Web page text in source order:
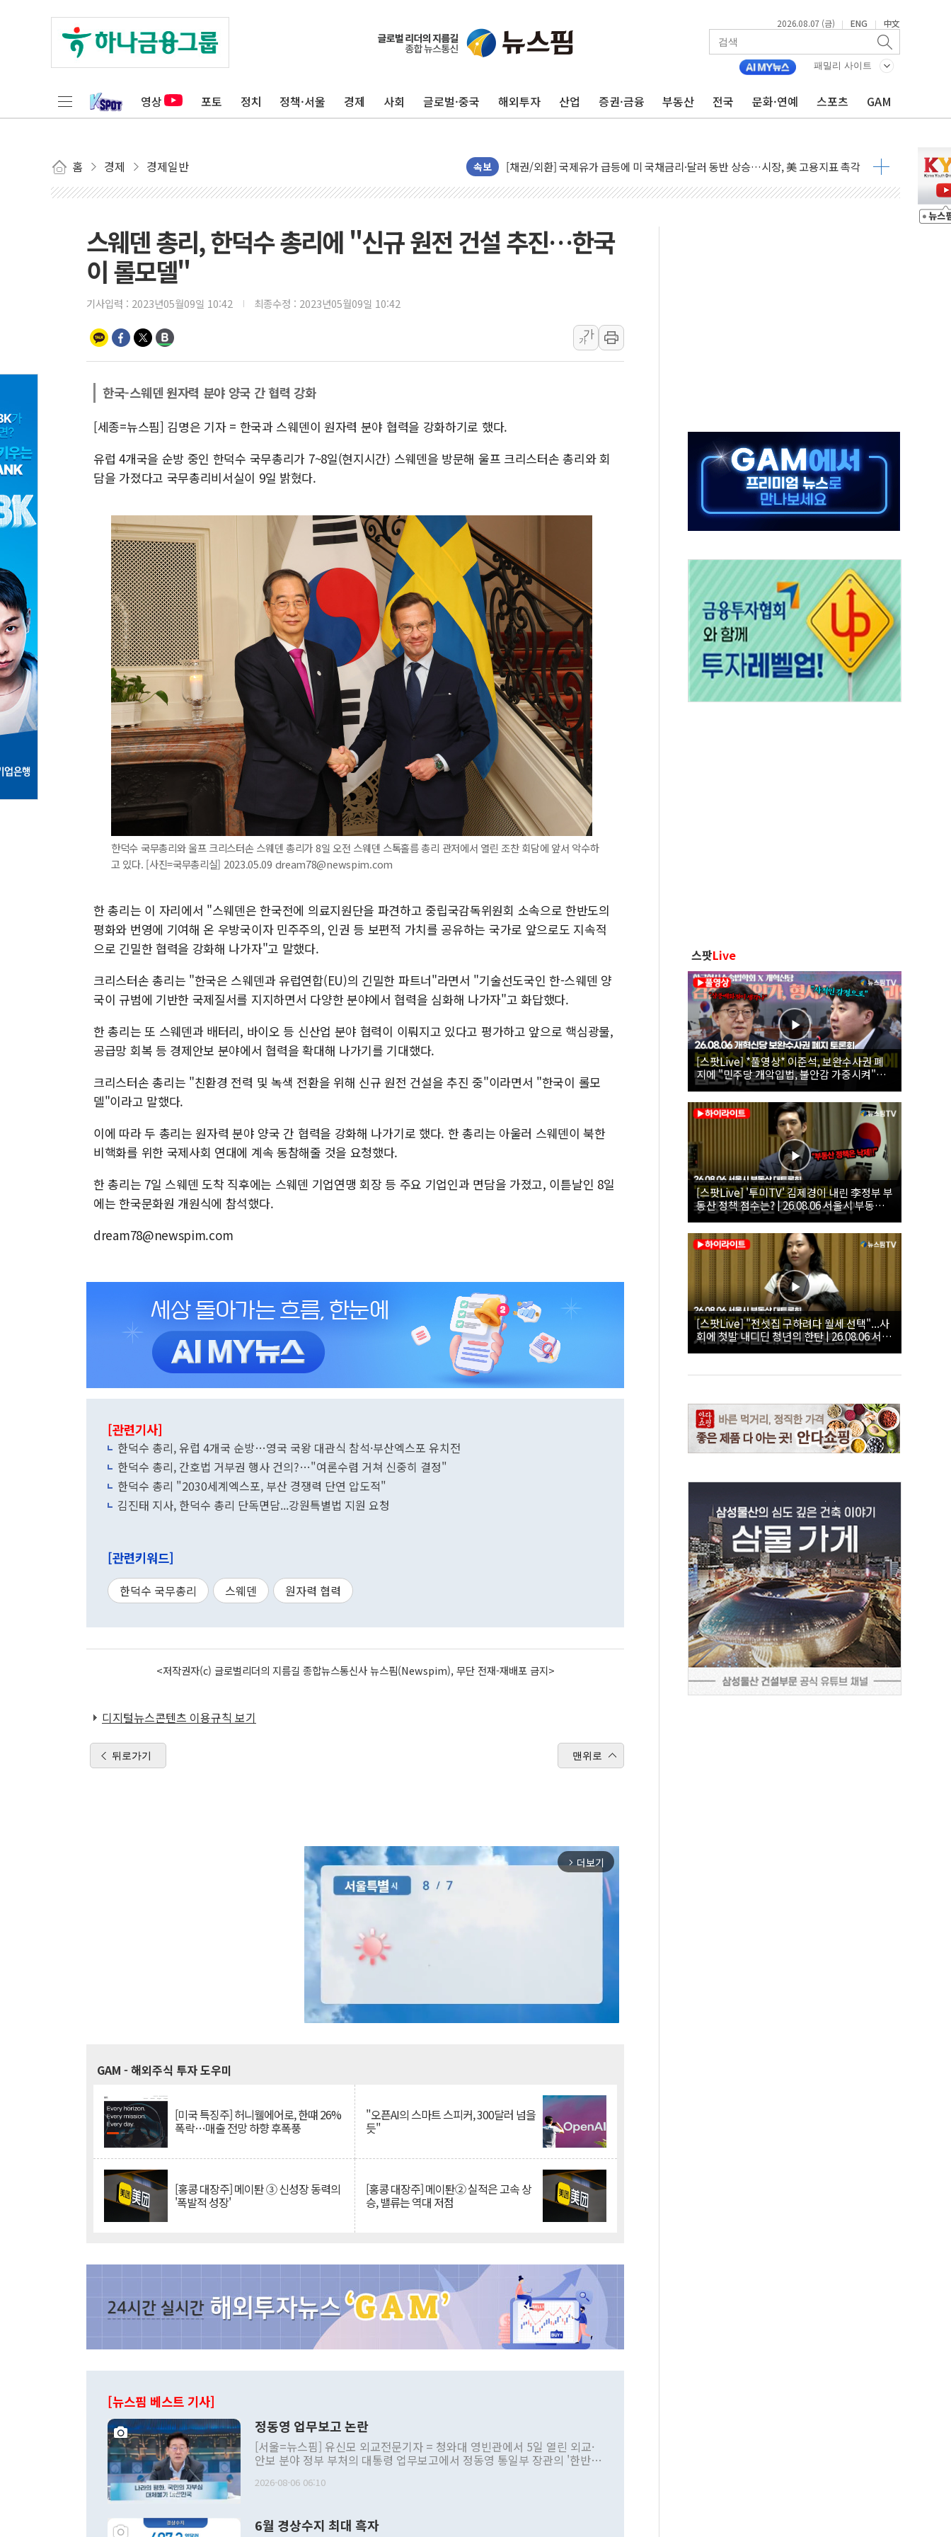
2026.08.07 (금) | ENG | 中文
패밀리 사이트
영상 포토 정치 정책·서울 경제 사회 글로벌·중국 해외투자 산업 증권·금융 부동산 전국 문화·연예 스포츠 GAM
홈 경제 경제일반 속보
중기부, 떡국·떡볶이떡 제조업 '생계형 적합업종' 재지정...5년 더 보호
[브라질증시] 금리 인하에도 추가 완화 불확실성에 1.2% 하락 마감
카드사 고객 유입 창구 된 '트래블카드'…휴가철 넘어 장기 고객 묶는다
제나벨, 배우 공승연 브랜드 모델 발탁… 부산 광안서 약국 팝업스토어 운영
[채권/외환] 국제유가 급등에 미 국채금리·달러 동반 상승…시장, 美 고용지표 촉각
트럼프, '원정출산 시민권 차단' 행정명령 서명…출생시민권 제한 재시동
현대리바트, 원가 개선으로 실적 방어…다음 과제는 '외형 확대'
"세금 부담 덜자"…비거주 1주택자 귀환 조짐에 전월세시장 '긴장'
이란, 오만과 호르무즈 해협 재개방 합의 막바지.."美와 직접 협상 없어"
[민주 당권주자 일정] 송영길·정청래·김민석 후보 - 8월 7일
이란, 美·이스라엘 선박 호르무즈 통항 제한 추진…美 "통행 막을 권한 없어"
스웨덴 총리, 한덕수 총리에 "신규 원전 건설 추진…한국
이 롤모델"
기사입력 : 2023년05월09일 10:42 최종수정 : 2023년05월09일 10:42
가
가
한국-스웨덴 원자력 분야 양국 간 협력 강화
[세종=뉴스핌] 김명은 기자 = 한국과 스웨덴이 원자력 분야 협력을 강화하기로 했다.
유럽 4개국을 순방 중인 한덕수 국무총리가 7~8일(현지시간) 스웨덴을 방문해 울프 크리스터손 총리와 회
담을 가졌다고 국무총리비서실이 9일 밝혔다.
한덕수 국무총리와 울프 크리스터손 스웨덴 총리가 8일 오전 스웨덴 스톡홀름 총리 관저에서 열린 조찬 회담에 앞서 악수하
고 있다. [사진=국무총리실] 2023.05.09 dream78@newspim.com
한 총리는 이 자리에서 "스웨덴은 한국전에 의료지원단을 파견하고 중립국감독위원회 소속으로 한반도의
평화와 번영에 기여해 온 우방국이자 민주주의, 인권 등 보편적 가치를 공유하는 국가로 앞으로도 지속적
으로 긴밀한 협력을 강화해 나가자"고 말했다.
크리스터손 총리는 "한국은 스웨덴과 유럽연합(EU)의 긴밀한 파트너"라면서 "기술선도국인 한-스웨덴 양
국이 규범에 기반한 국제질서를 지지하면서 다양한 분야에서 협력을 심화해 나가자"고 화답했다.
한 총리는 또 스웨덴과 배터리, 바이오 등 신산업 분야 협력이 이뤄지고 있다고 평가하고 앞으로 핵심광물,
공급망 회복 등 경제안보 분야에서 협력을 확대해 나가기를 기대했다.
크리스터손 총리는 "친환경 전력 및 녹색 전환을 위해 신규 원전 건설을 추진 중"이라면서 "한국이 롤모
델"이라고 말했다.
이에 따라 두 총리는 원자력 분야 양국 간 협력을 강화해 나가기로 했다. 한 총리는 아울러 스웨덴이 북한
비핵화를 위한 국제사회 연대에 계속 동참해줄 것을 요청했다.
한 총리는 7일 스웨덴 도착 직후에는 스웨덴 기업연맹 회장 등 주요 기업인과 면담을 가졌고, 이튿날인 8일
에는 한국문화원 개원식에 참석했다.
dream78@newspim.com
[관련기사]
한덕수 총리, 유럽 4개국 순방…영국 국왕 대관식 참석·부산엑스포 유치전
한덕수 총리, 간호법 거부권 행사 건의?…"여론수렴 거쳐 신중히 결정"
한덕수 총리 "2030세계엑스포, 부산 경쟁력 단연 압도적"
김진태 지사, 한덕수 총리 단독면담...강원특별법 지원 요청
[관련키워드]
한덕수 국무총리 스웨덴 원자력 협력
<저작권자(c) 글로벌리더의 지름길 종합뉴스통신사 뉴스핌(Newspim), 무단 전재-재배포 금지>
디지털뉴스콘텐츠 이용규칙 보기
뒤로가기 맨위로
arrow_forward_ios 더보기
GAM - 해외주식 투자 도우미
[미국 특징주] 허니웰에어로, 한떄 26%
폭락…매출 전망 하향 후폭풍
"오픈AI의 스마트 스피커, 300달러 넘을
듯"
[홍콩 대장주] 메이퇀 ③ 신성장 동력의
'폭발적 성장'
[홍콩 대장주] 메이퇀② 실적은 고속 상
승, 밸류는 역대 저점
[뉴스핌 베스트 기사]
정동영 업무보고 논란
[서울=뉴스핌] 유신모 외교전문기자 = 청와대 영빈관에서 5일 열린 외교·
안보 분야 정부 부처의 대통령 업무보고에서 정동영 통일부 장관의 '한반도
발언 중에는 정부 내 조율을 거치지 않은 사안을 정책으로 추진하겠다고 공
주의적 희망에 근거한 비현실적 구상'이라는 비판을 내놨다. 그동안 정 장
2026-08-06 06:10
6월 경상수지 최대 흑자
스팟Live
[스팟Live] *풀영상* 이준석, 보완수사권 폐
지에 "민주당 개악입법, 불안감 가중시켜"｜
26.08.06 개혁신당 보완수사권 폐지 토론회
[스팟Live] '투미TV' 김제경이 내린 李정부 부
동산 정책 점수는? | 26.08.06 서울시 부동산
대토론회
[스팟Live] "전셋집 구하려다 월세 선택"...사
회에 첫발 내디딘 청년의 한탄 | 26.08.06 서울
시 부동산 대토론회